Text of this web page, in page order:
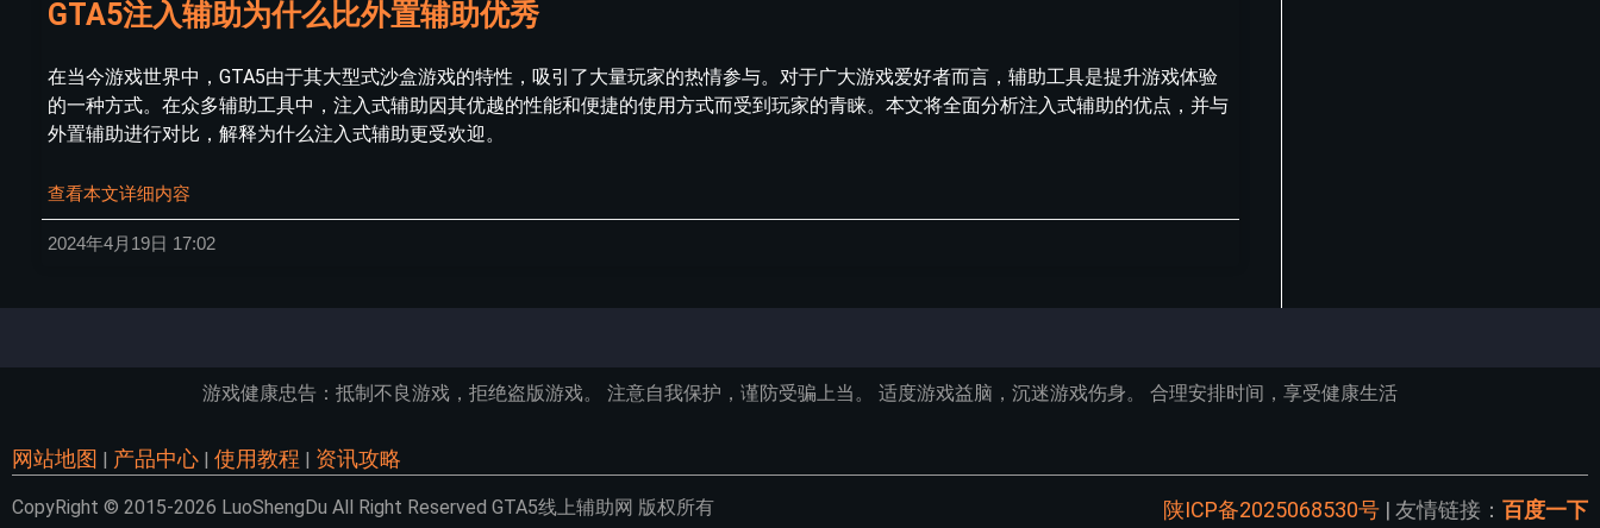
GTA5注入辅助为什么比外置辅助优秀
在当今游戏世界中，GTA5由于其大型式沙盒游戏的特性，吸引了大量玩家的热情参与。对于广大游戏爱好者而言，辅助工具是提升游戏体验
的一种方式。在众多辅助工具中，注入式辅助因其优越的性能和便捷的使用方式而受到玩家的青睐。本文将全面分析注入式辅助的优点，并与
外置辅助进行对比，解释为什么注入式辅助更受欢迎。
查看本文详细内容
2024年4月19日 17:02
游戏健康忠告：抵制不良游戏，拒绝盗版游戏。 注意自我保护，谨防受骗上当。 适度游戏益脑，沉迷游戏伤身。 合理安排时间，享受健康生活
网站地图 产品中心 使用教程 资讯攻略
CopyRight © 2015-2026 LuoShengDu All Right Reserved GTA5线上辅助网 版权所有 陕ICP备2025068530号 | 友情链接： 百度一下